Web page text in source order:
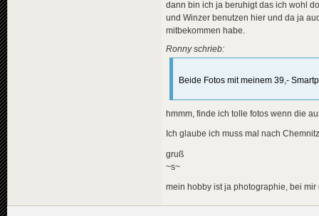
dann bin ich ja beruhigt das ich wohl
und Winzer benutzen hier und da ja
mitbekommen habe.
Ronny schrieb:
Beide Fotos mit meinem 39,-
hmmm, finde ich tolle fotos wenn die
Ich glaube ich muss mal nach
gruß
~s~
mein hobby ist ja photographie, bei